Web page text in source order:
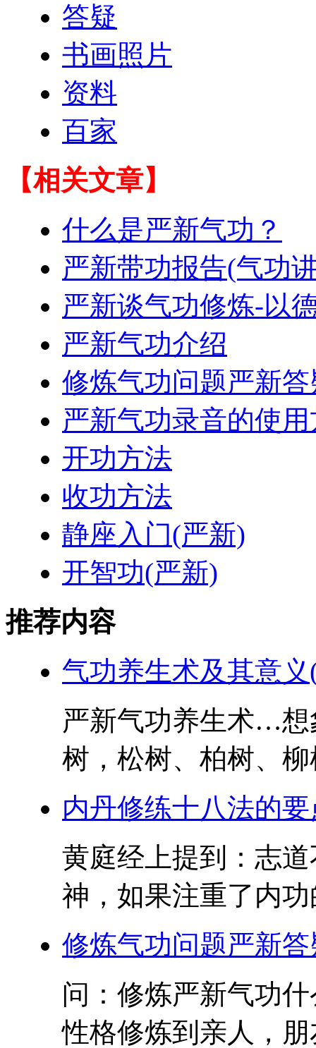
答疑
书画照片
资料
百家
【相关文章】
什么是严新气功？
严新带功报告(气功
严新谈气功修炼-以
严新气功介绍
修炼气功问题严新
严新气功录音的使
开功方法
收功方法
静座入门(严新)
开智功(严新)
推荐内容
气功养生术及其意
严新气功养生术…想
树，松树、柏树、
内丹修练十八法的要
黄庭经上提到：志
神，如果注重了内
修炼气功问题严新
问：修炼严新气功
性格修炼到亲人，